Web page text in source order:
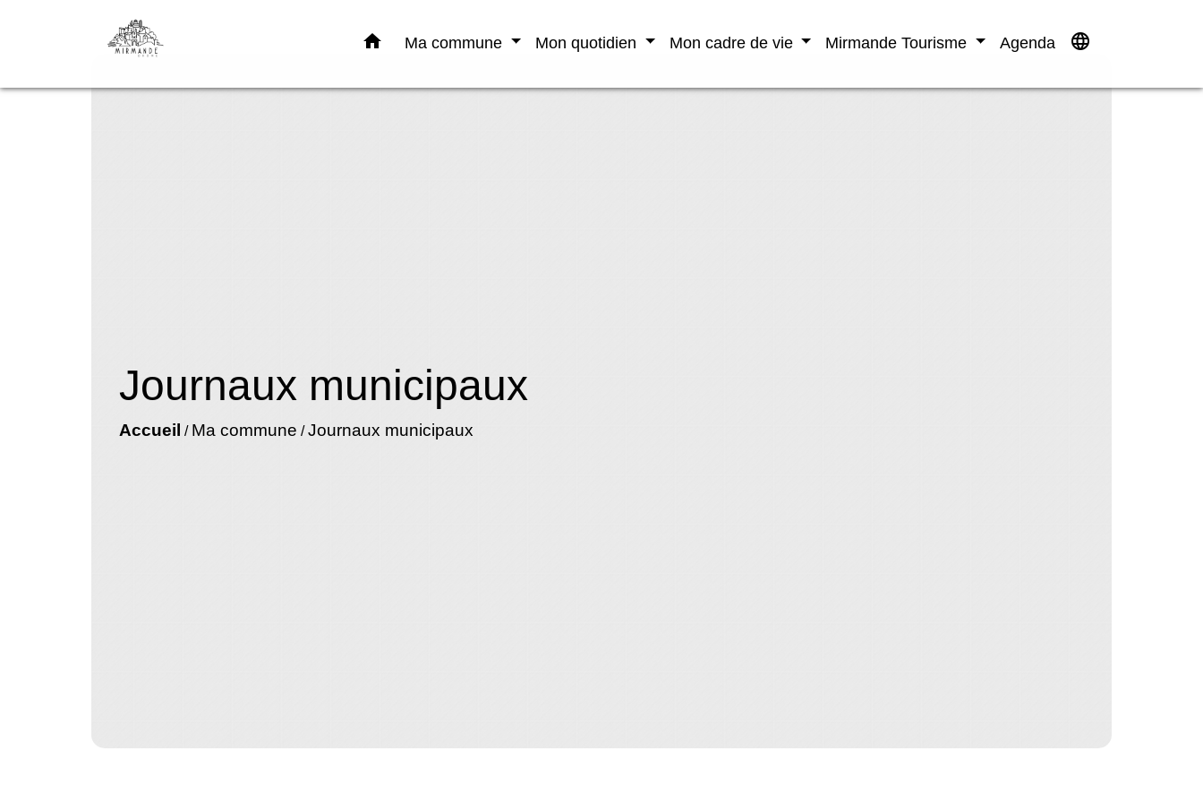
home Ma commune Mon quotidien Mon cadre de vie Mirmande Tourisme Agenda language
Journaux municipaux
Accueil / Ma commune /Journaux municipaux